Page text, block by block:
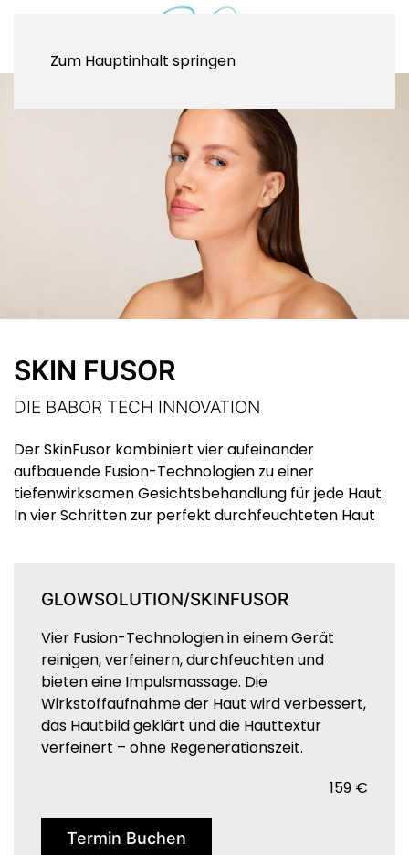
Zum Hauptinhalt springen
SKIN FUSOR
DIE BABOR TECH INNOVATION
Der SkinFusor kombiniert vier aufeinander
aufbauende Fusion-Technologien zu einer
tiefenwirksamen Gesichtsbehandlung für jede Haut.
In vier Schritten zur perfekt durchfeuchteten Haut
GLOWSOLUTION/SKINFUSOR
Vier Fusion-Technologien in einem Gerät
reinigen, verfeinern, durchfeuchten und
bieten eine Impulsmassage. Die
Wirkstoffaufnahme der Haut wird verbessert,
das Hautbild geklärt und die Hauttextur
verfeinert – ohne Regenerationszeit.
159 €
Termin Buchen